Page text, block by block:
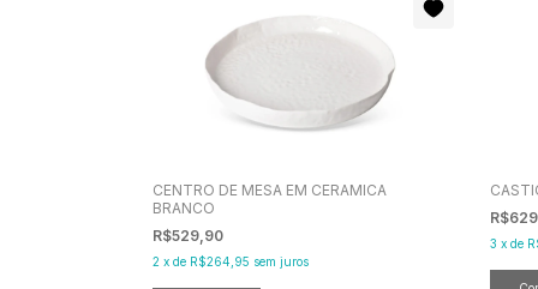
CENTRO DE MESA EM CERAMICA
BRANCO
R$529,90
2 x de R$264,95 sem juros
3 xde